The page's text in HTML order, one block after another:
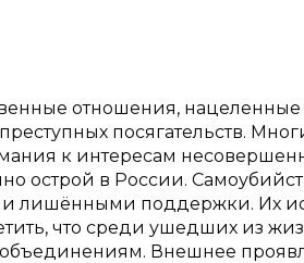
отношения, нацеленные
посягательств.
к интересам
острой в России.
лишёнными поддержки. Их
что среди ушедших из
Внешнее